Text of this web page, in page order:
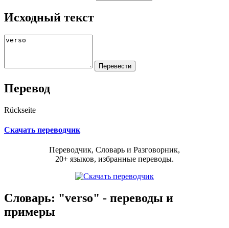
Исходный текст
Перевод
Rückseite
Скачать переводчик
Переводчик, Словарь и Разговорник,
20+ языков, избранные переводы.
Словарь: "verso" - переводы и
примеры